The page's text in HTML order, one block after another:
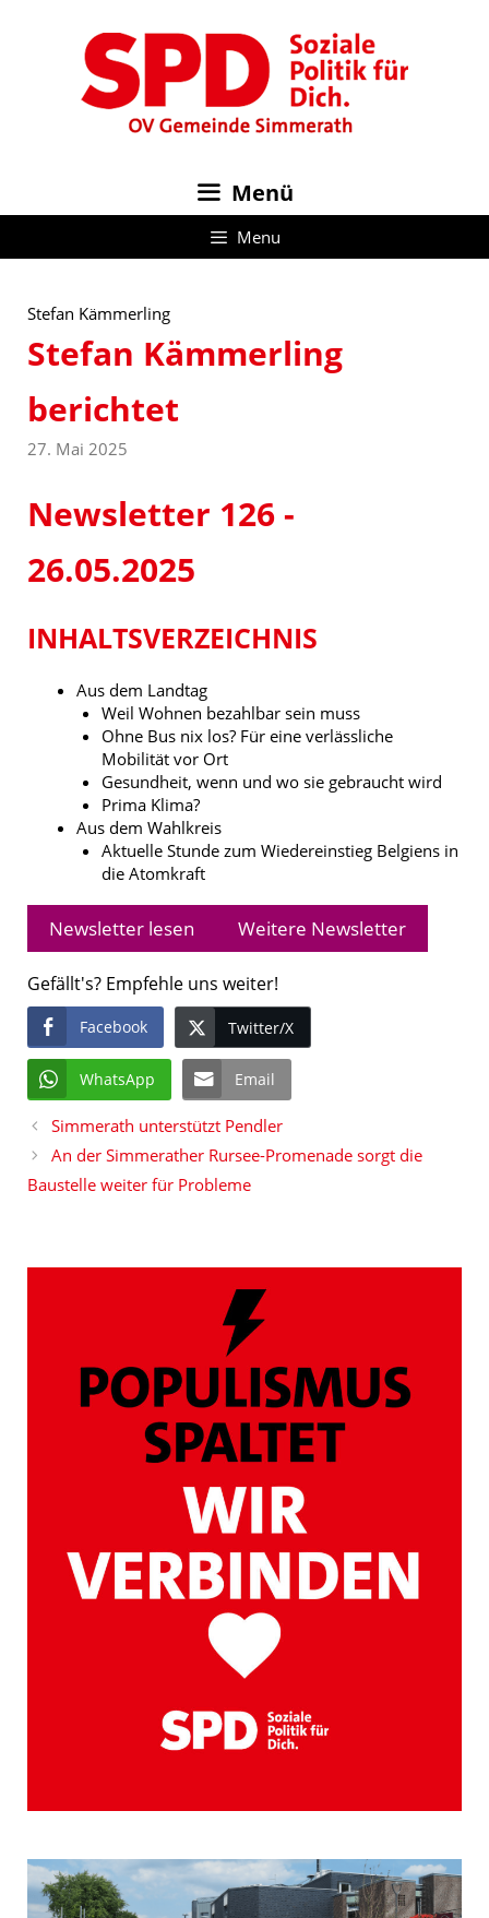
Menü
Menu
Stefan Kämmerling
Stefan Kämmerling
berichtet
27. Mai 2025
Newsletter 126 -
26.05.2025
INHALTSVERZEICHNIS
Aus dem Landtag
Weil Wohnen bezahlbar sein muss
Ohne Bus nix los? Für eine verlässliche
Mobilität vor Ort
Gesundheit, wenn und wo sie gebraucht wird
Prima Klima?
Aus dem Wahlkreis
Aktuelle Stunde zum Wiedereinstieg Belgiens in
die Atomkraft
Newsletter lesen Weitere Newsletter
Gefällt's? Empfehle uns weiter!
Facebook Twitter/X
WhatsApp Email
Simmerath unterstützt Pendler
An der Simmerather Rursee-Promenade sorgt die
Baustelle weiter für Probleme